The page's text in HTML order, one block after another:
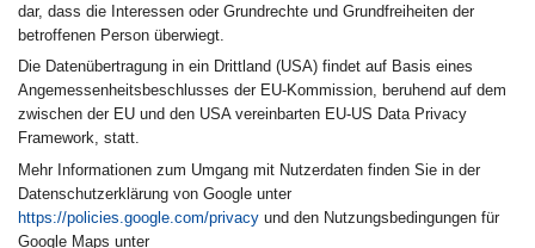
dar, dass die Interessen oder Grundrechte und Grundfreiheiten der
betroffenen Person überwiegt.
Die Datenübertragung in ein Drittland (USA) findet auf Basis eines
Angemessenheitsbeschlusses der EU-Kommission, beruhend auf dem
zwischen der EU und den USA vereinbarten EU-US Data Privacy
Framework, statt.
Mehr Informationen zum Umgang mit Nutzerdaten finden Sie in der
Datenschutzerklärung von Google unter
https://policies.google.com/privacy und den Nutzungsbedingungen für
Google Maps unter